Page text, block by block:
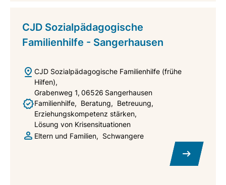
CJD Sozialpädagogische
Familienhilfe - Sangerhausen
CJD Sozialpädagogische Familienhilfe (frühe
Hilfen)
Grabenweg 1 06526 Sangerhausen
Familienhilfe
Beratung
Betreuung
Erziehungskompetenz stärken
Lösung von Krisensituationen
Eltern und Familien
Schwangere